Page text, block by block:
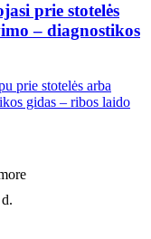
prie stotelės
– diagnostikos
prie stotelės arba
gidas – ribos laido